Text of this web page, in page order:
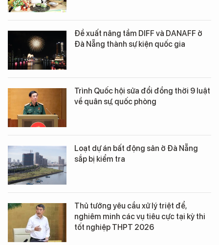
Đề xuất nâng tầm DIFF và DANAFF ở
Đà Nẵng thành sự kiện quốc gia
Trình Quốc hội sửa đổi đồng thời 9 luật
về quân sự, quốc phòng
Loạt dự án bất động sản ở Đà Nẵng
sắp bị kiểm tra
Thủ tướng yêu cầu xử lý triệt để,
nghiêm minh các vụ tiêu cực tại kỳ thi
tốt nghiệp THPT 2026